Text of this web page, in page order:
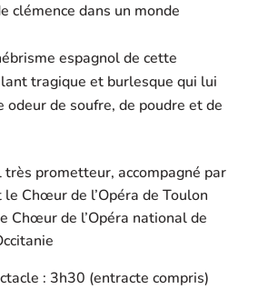
clémence dans un monde
espagnol de cette
tragique et burlesque qui lui
odeur de soufre, de poudre et de
très prometteur, accompagné par
le Chœur de l’Opéra de Toulon
Chœur de l’Opéra national de
: 3h30 (entracte compris)